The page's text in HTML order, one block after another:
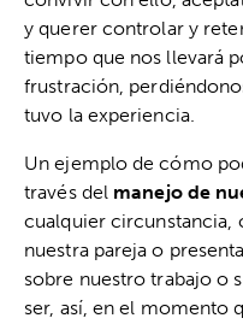
y querer controlar y
tiempo que nos llevará
frustración,
tuvo la experiencia.
Un ejemplo de cómo
través del manejo de
cualquier circunstancia,
nuestra pareja o
sobre nuestro trabajo o
ser, así, en el momento